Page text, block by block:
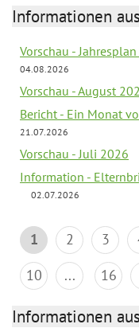
Informationen
Vorschau -
04.08.2026
Vorschau - August
Bericht - Ein Monat
21.07.2026
Vorschau - Juli 2026
Information -
02.07.2026
1 2 3
10
... 16
Informationen